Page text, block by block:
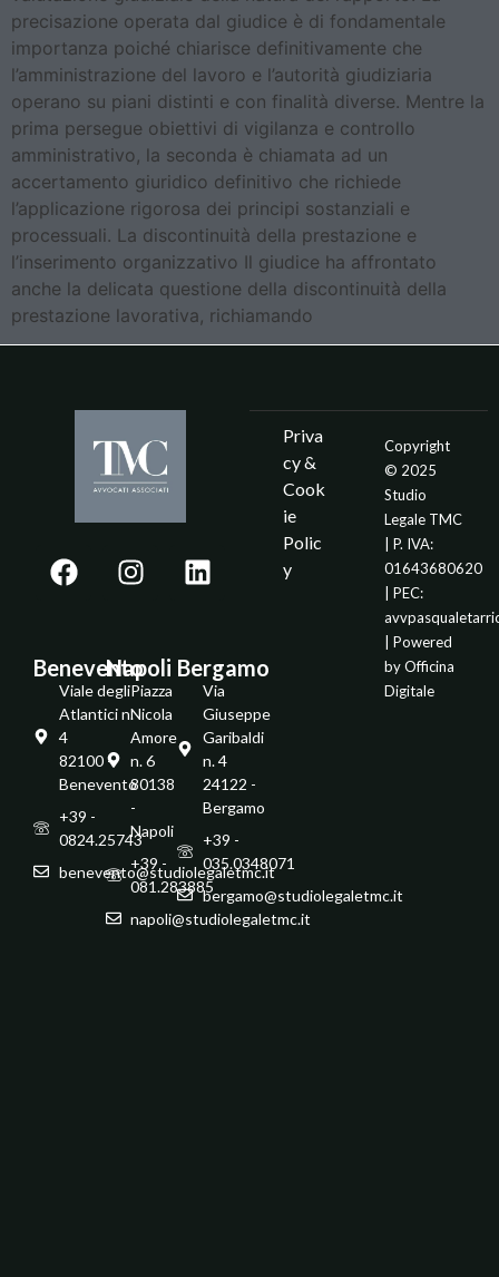
precisazione operata dal giudice è di fondamentale
importanza poiché chiarisce definitivamente che
l’amministrazione del lavoro e l’autorità giudiziaria
operano su piani distinti e con finalità diverse. Mentre la
prima persegue obiettivi di vigilanza e controllo
amministrativo, la seconda è chiamata ad un
accertamento giuridico definitivo che richiede
l’applicazione rigorosa dei principi sostanziali e
processuali. La discontinuità della prestazione e
l’inserimento organizzativo Il giudice ha affrontato
anche la delicata questione della discontinuità della
prestazione lavorativa, richiamando
Benevento
Viale degli
Atlantici n.
4
82100 -
Benevento
+39 -
0824.25743
benevento@studiolegaletmc.it
Napoli
Piazza
Nicola
Amore
n. 6
80138
-
Napoli
+39 -
081.283885
napoli@studiolegaletmc.it
Bergamo
Via
Giuseppe
Garibaldi
n. 4
24122 -
Bergamo
+39 -
035.0348071
bergamo@studiolegaletmc.it
Priva
cy &
Cook
ie
Polic
y
Copyright
© 2025
Studio
Legale TMC
| P. IVA:
01643680620
| PEC:
| Powered
byOfficina
Digitale